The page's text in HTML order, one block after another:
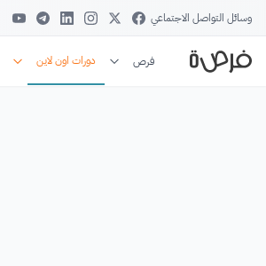
وسائل التواصل الاجتماعي
فرص دورات اون لاين